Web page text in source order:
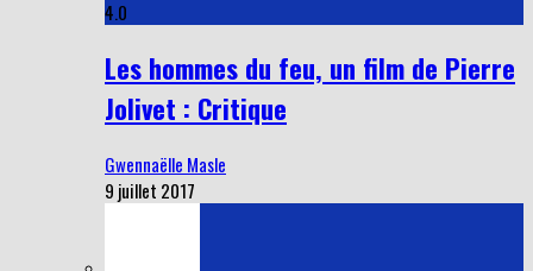
4.0
Les hommes du feu, un film de Pierre
Jolivet : Critique
Gwennaëlle Masle
9 juillet 2017